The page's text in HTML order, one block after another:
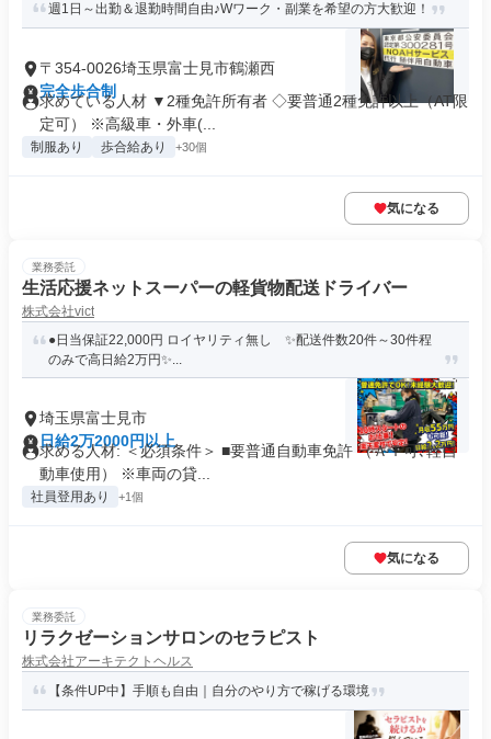
週1日～出勤＆退勤時間自由♪Wワーク・副業を希望の方大歓迎！
〒354-0026埼玉県富士見市鶴瀬西
完全歩合制
求めている人材 ▼2種免許所有者 ◇要普通2種免許以上（AT限
定可） ※高級車・外車(...
制服あり 歩合給あり +30個
気になる
業務委託
生活応援ネットスーパーの軽貨物配送ドライバー
株式会社vict
●日当保証22,000円 ロイヤリティ無し ✨配送件数20件～30件程
のみで高日給2万円✨...
埼玉県富士見市
日給2万2000円以上
求める人材: ＜必須条件＞ ■要普通自動車免許 （ＡＴ可､軽自
動車使用） ※車両の貸...
社員登用あり +1個
気になる
業務委託
リラクゼーションサロンのセラピスト
株式会社アーキテクトヘルス
【条件UP中】手順も自由｜自分のやり方で稼げる環境